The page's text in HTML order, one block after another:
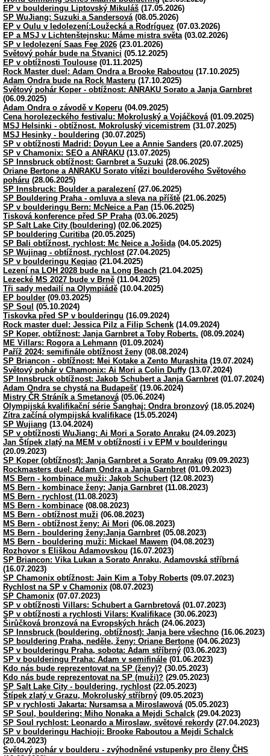
EP v boulderingu Liptovský Mikuláš (17.05.2026)
SP WuJiang: Suzuki a Sandersová(08.05.2026)
EP v Oulu v ledolezení:Loužecká a Rodríguez (07.03.2026)
EP a MSJ v Lichtenštejnsku: Máme mistra světa(03.02.2026)
SP v ledolezení Saas Fee 2026 (23.01.2026)
Světový pohár bude na Štvanici (05.12.2025)
EP v obtížnosti Toulouse (01.11.2025)
Rock Master duel: Adam Ondra a Brooke Raboutou (17.10.2025)
Adam Ondra bude na Rock Masteru (17.10.2025)
Světový pohár Koper - obtížnost: ANRAKU Sorato a Janja Garnbret
(06.09.2025)
Adam Ondra o závodě v Koperu (04.09.2025)
Cena horolezeckého festivalu: Mokroluský a Vojáčková(01.09.2025)
MSJ Helsinki - obtížnost. Mokroluský vicemistrem (31.07.2025)
MSJ Hesinky - bouldering (30.07.2025)
SP v obtížnosti Madrid: Doyun Lee a Annie Sanders (20.07.2025)
SP v Chamonix: SEO a ANRAKU (13.07.2025)
SP Innsbruck obtížnost: Garnbret a Suzuki (28.06.2025)
Oriane Bertone a ANRAKU Sorato vítězi boulderového Světového
poháru (28.06.2025)
SP Innsbruck: Boulder a paralezení (27.06.2025)
SP Bouldering Praha - omluva a sleva na příště (21.06.2025)
SP v boulderingu Bern: McNeice a Pan (15.06.2025)
Tisková konference před SP Praha(03.06.2025)
SP Salt Lake City (bouldering) (02.06.2025)
SP bouldering Curitiba(20.05.2025)
SP Bali obtížnost, rychlost: Mc Neice a Jošida(04.05.2025)
SP Wujinag - obtížnost, rychlost(27.04.2025)
SP v boulderingu Keqiao (21.04.2025)
Lezení na LOH 2028 bude na Long Beach (21.04.2025)
Lezecké MS 2027 bude v Brně (11.04.2025)
Tři sady medailí na Olympiádě (10.04.2025)
EP boulder (09.03.2025)
SP Soul (05.10.2024)
Tiskovka před SP v boulderingu (16.09.2024)
Rock master duel: Jessica Pilz a Filip Schenk (14.09.2024)
SP Koper, obtížnost: Janja Garnbret a Toby Roberts. (08.09.2024)
ME Villars: Rogora a Lehmann (01.09.2024)
Paříž 2024: semifinále obtížnost ženy (08.08.2024)
SP Briancon - obtížnost: Mei Kotake a Zento Murashita(19.07.2024)
Světový pohár v Chamonix: Ai Mori a Colin Duffy (13.07.2024)
SP Innsbruck obtížnost: Jakob Schubert a Janja Garnbret(01.07.2024)
Adam Ondra se chystá na Budapešť(19.06.2024)
Mistry ČR Stráník a Smetanová(05.06.2024)
Olympijská kvalifikační série Šanghaj: Ondra bronzový (18.05.2024)
Zítra začíná olympijská kvalifikace (15.05.2024)
SP Wujiang (13.04.2024)
SP v obtížnosti WuJiang: Ai Mori a Sorato Anraku (24.09.2023)
Jan Štípek zlatý na MEM v obtížností i v EPM v boulderingu
(20.09.2023)
SP Koper (obtížnost): Janja Garnbret a Sorato Anraku (09.09.2023)
Rockmasters duel: Adam Ondra a Janja Garnbret(01.09.2023)
MS Bern - kombinace muži: Jakob Schubert(12.08.2023)
MS Bern - kombinace ženy: Janja Garnbret(11.08.2023)
MS Bern - rychlost (11.08.2023)
MS Bern - kombinace (08.08.2023)
MS Bern - obtížnost muži (06.08.2023)
MS Bern - obtížnost ženy: Ai Mori (06.08.2023)
MS Bern - bouldering ženy:Janja Garnbret(05.08.2023)
MS Bern - bouldering muži: Mickael Mawem (04.08.2023)
Rozhovor s Eliškou Adamovskou (16.07.2023)
SP Briancon: Vika Lukan a Sorato Anraku, Adamovská stříbrná
(16.07.2023)
SP Chamonix obtížnost: Jain Kim a Toby Roberts (09.07.2023)
Rychlost na SP v Chamonix (08.07.2023)
SP Chamonix (07.07.2023)
SP v obtížnosti Villars: Schubert a Garnbretová(01.07.2023)
SP v obtížnosti a rychlosti Vilars: Kvalifikace (30.06.2023)
Širůčková bronzová na Evropských hrách (24.06.2023)
SP Innsbruck (bouldering, obtížnost): Janja bere všechno (16.06.2023)
SP bouldering Praha, neděle, ženy: Oriane Bertone (04.06.2023)
SP v boulderingu Praha, sobota: Adam stříbrný (03.06.2023)
SP v boulderingu Praha: Adam v semifinále (01.06.2023)
Kdo nás bude reprezentovat na SP (ženy)? (30.05.2023)
Kdo nás bude reprezentovat na SP (muži)? (29.05.2023)
SP Salt Lake City - bouldering, rychlost(22.05.2023)
Štípek zlatý v Grazu, Mokroluský stříbrný (09.05.2023)
SP v rychlosti Jakarta: Nursamsa a Miroslawová(05.05.2023)
SP Soul, bouldering: Miho Nonaka a Mejdi Schalck (29.04.2023)
SP Soul rychlost: Leonardo a Miroslaw, světové rekordy (27.04.2023)
SP v boulderingu Hachioji: Brooke Raboutou a Mejdi Schalck
(20.04.2023)
Světový pohár v boulderu - zvýhodněné vstupenky pro členy ČHS